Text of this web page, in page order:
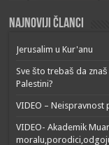
Najnoviji članci
Jerusalim u Kur'anu
Sve što trebaš da znaš
Palestini?
VIDEO – Neispravnost
VIDEO- Akademik